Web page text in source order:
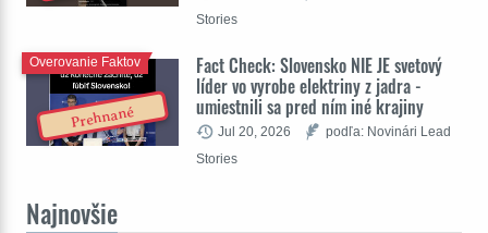
Stories
Prehnané
Fact Check: Slovensko NIE JE svetový
líder vo vyrobe elektriny z jadra -
umiestnili sa pred ním iné krajiny
Overovanie Faktov
Jul 20, 2026
podľa: Novinári Lead
Stories
Najnovšie